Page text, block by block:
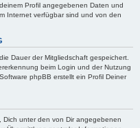
Profil angegebenen Daten und
Internet verfügbar sind und von den
Dauer der Mitgliedschaft gespeichert.
beim Login und der Nutzung
phpBB erstellt ein Profil Deiner
unter den von Dir angegebenen